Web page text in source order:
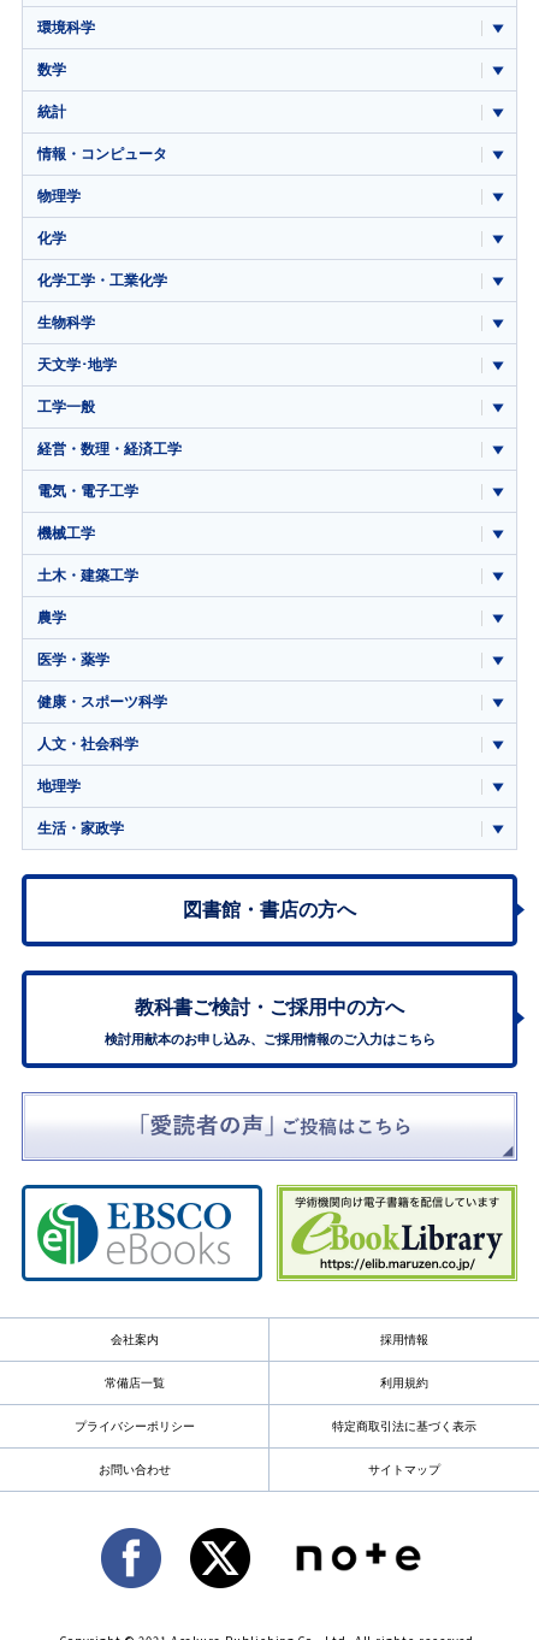
環境科学
数学
統計
情報・コンピュータ
物理学
化学
化学工学・工業化学
生物科学
天文学･地学
工学一般
経営・数理・経済工学
電気・電子工学
機械工学
土木・建築工学
農学
医学・薬学
健康・スポーツ科学
人文・社会科学
地理学
生活・家政学
図書館・書店の方へ
教科書ご検討・ ご採用中の方へ
検討用献本のお申し込み、ご採用情報のご入力はこちら
会社案内 採用情報
常備店一覧 利用規約
プライバシーポリシー 特定商取引法に基づく表示
お問い合わせ サイトマップ